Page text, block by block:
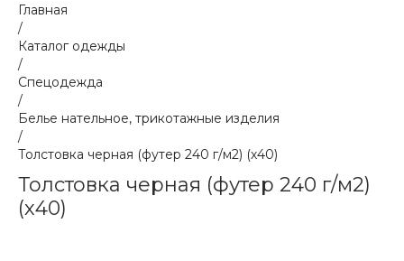
Главная
/
Каталог одежды
/
Спецодежда
/
Белье нательное, трикотажные изделия
/
Толстовка черная (футер 240 г/м2) (х40)
Толстовка черная (футер 240 г/м2)
(х40)